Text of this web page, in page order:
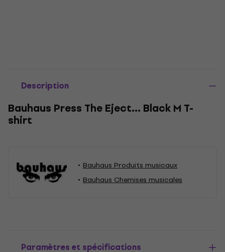
Description
Bauhaus Press The Eject… Black M T-
shirt
Bauhaus Produits musicaux
Bauhaus Chemises musicales
Paramètres et spécifications